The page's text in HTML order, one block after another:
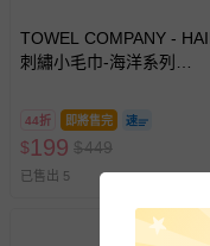
TOWEL COMPANY -
刺繡小毛巾-海洋系列
(Penguin)
44折 即將售完
$199 $449
已售出 5